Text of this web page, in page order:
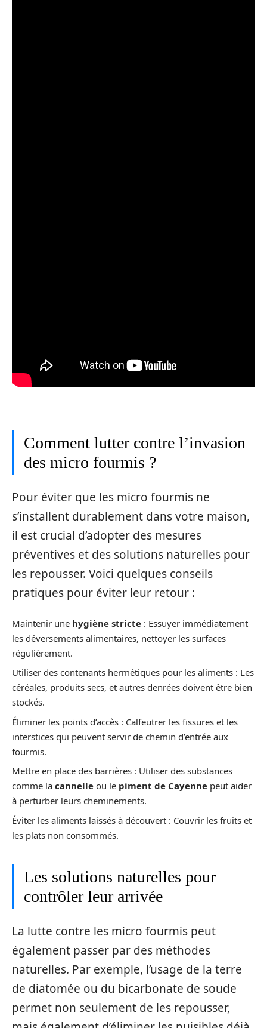
Comment lutter contre l’invasion
des micro fourmis ?
Pour éviter que les micro fourmis ne
s’installent durablement dans votre maison,
il est crucial d’adopter des mesures
préventives et des solutions naturelles pour
les repousser. Voici quelques conseils
pratiques pour éviter leur retour :
Maintenir une hygiène stricte : Essuyer immédiatement
les déversements alimentaires, nettoyer les surfaces
régulièrement.
Utiliser des contenants hermétiques pour les aliments : Les
céréales, produits secs, et autres denrées doivent être bien
stockés.
Éliminer les points d’accès : Calfeutrer les fissures et les
interstices qui peuvent servir de chemin d’entrée aux
fourmis.
Mettre en place des barrières : Utiliser des substances
comme la cannelle ou le piment de Cayenne peut aider
à perturber leurs cheminements.
Éviter les aliments laissés à découvert : Couvrir les fruits et
les plats non consommés.
Les solutions naturelles pour
contrôler leur arrivée
La lutte contre les micro fourmis peut
également passer par des méthodes
naturelles. Par exemple, l’usage de la terre
de diatomée ou du bicarbonate de soude
permet non seulement de les repousser,